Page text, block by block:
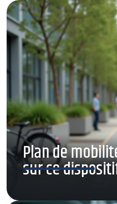
Plan de
sur ce